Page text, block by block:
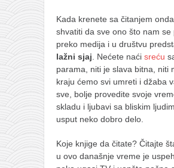
Kada krenete sa čitanjem
shvatiti da sve ono što nam se
preko medija i u društvu
lažni sjaj . Nećete naći sreću
parama, niti je slava bitna, niti
kraju ćemo svi umreti i džaba
sve, bolje provedite svoje
skladu i ljubavi sa bliskim
usput neko dobro delo.
Koje knjige da čitate? Čitajte
u ovo današnje vreme je